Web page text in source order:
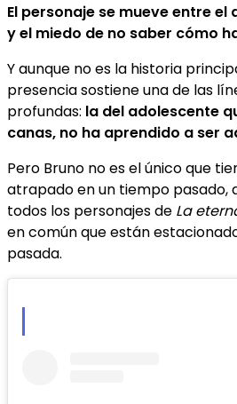
El personaje se mueve entre el
y el miedo de no saber cómo
Y aunque no es la historia
presencia sostiene una de las
profundas: la del adolescente
canas, no ha aprendido a ser
Pero Bruno no es el único que
atrapado en un tiempo pasado,
todos los personajes de La
en común que están
pasada.